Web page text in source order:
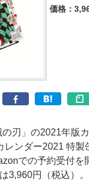
価格：
刃」の2021年版
レンダー2021 特製
での予約受付を
3,960円（税込）。